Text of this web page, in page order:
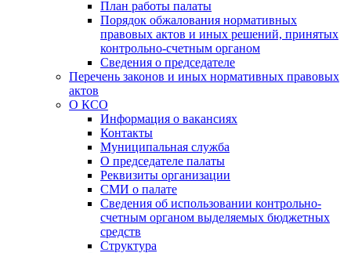
План работы палаты
Порядок обжалования нормативных
правовых актов и иных решений, принятых
контрольно-счетным органом
Сведения о председателе
Перечень законов и иных нормативных правовых
актов
О КСО
Информация о вакансиях
Контакты
Муниципальная служба
О председателе палаты
Реквизиты организации
СМИ о палате
Сведения об использовании контрольно-
счетным органом выделяемых бюджетных
средств
Структура